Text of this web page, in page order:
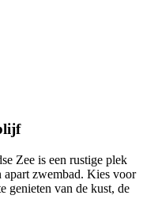
Zee is een rustige plek
apart zwembad. Kies voor
genieten van de kust, de